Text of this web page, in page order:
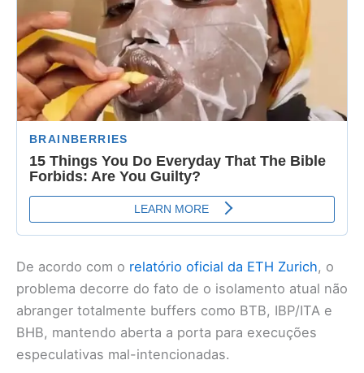
De acordo com o relatório oficial da ETH Zurich, o
problema decorre do fato de o isolamento atual não
abranger totalmente buffers como BTB, IBP/ITA e
BHB, mantendo aberta a porta para execuções
especulativas mal-intencionadas.